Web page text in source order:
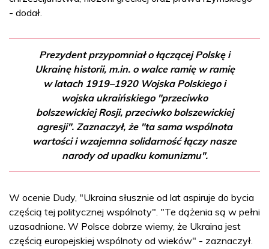
- dodał.
Prezydent przypomniał o łączącej Polskę i
Ukrainę historii, m.in. o walce ramię w ramię
w latach 1919–1920 Wojska Polskiego i
wojska ukraińskiego "przeciwko
bolszewickiej Rosji, przeciwko bolszewickiej
agresji". Zaznaczył, że "ta sama wspólnota
wartości i wzajemna solidarność łączy nasze
narody od upadku komunizmu".
W ocenie Dudy, "Ukraina słusznie od lat aspiruje do bycia
częścią tej politycznej wspólnoty". "Te dążenia są w pełni
uzasadnione. W Polsce dobrze wiemy, że Ukraina jest
częścią europejskiej wspólnoty od wieków" - zaznaczył.